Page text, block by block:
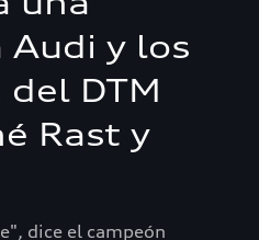
Audi y los
DTM
Rast y
dice el campeón